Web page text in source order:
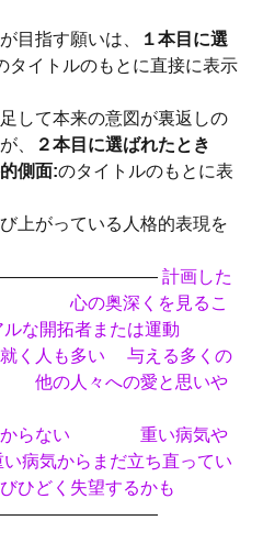
目指す願いは、
１本目に選
タイトルのもとに直接に表示
して本来の意図が裏返しの
、
２本目に選ばれたとき
側面:のタイトルのもとに表
上がっている人格的表現を
計画した
つ 心の奥深くを見るこ
な開拓者または運動
人も多い 与える多くの
他の人々への愛と思いや
わからない 重い病気や
病気からまだ立ち直ってい
どく失望するかも